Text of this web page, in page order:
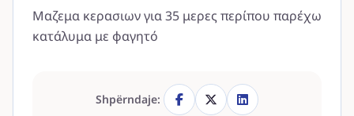
Μαζεμα κερασιων για 35 μερες περίπου παρέχω
κατάλυμα με φαγητό
Shpërndaje: